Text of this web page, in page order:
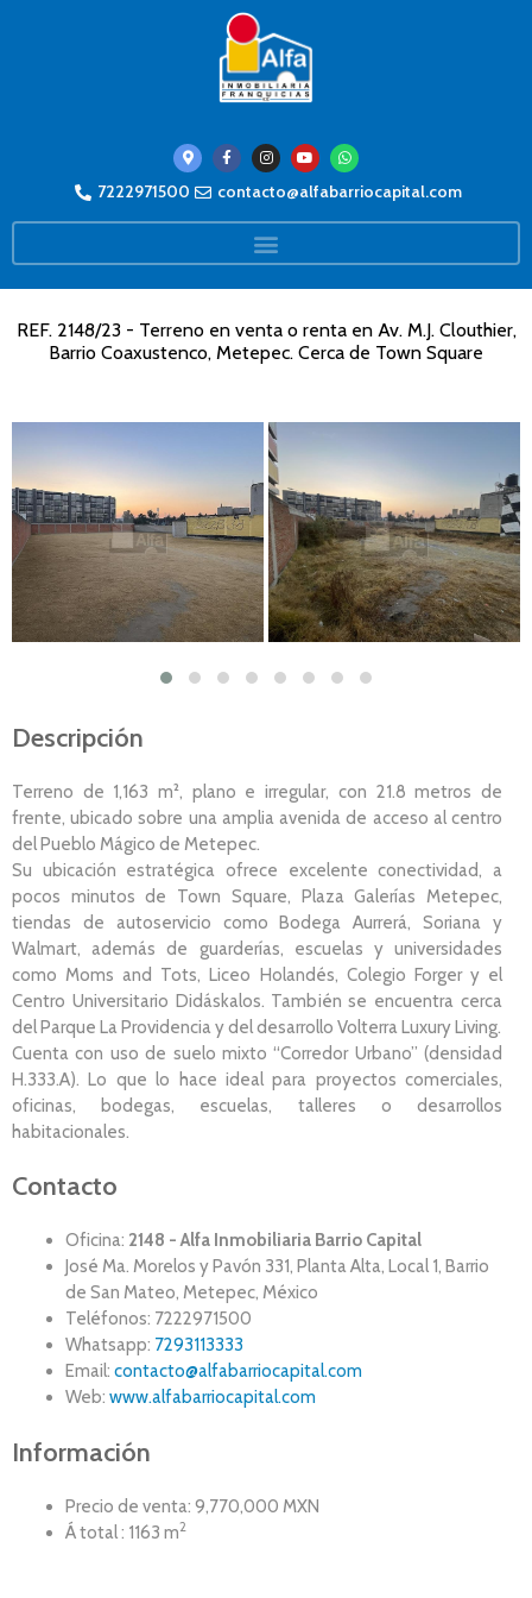
7222971500 contacto@alfabarriocapital.com
REF. 2148/23 - Terreno en venta o renta en Av. M.J. Clouthier,
Barrio Coaxustenco, Metepec. Cerca de Town Square
Descripción
Terreno de 1,163 m², plano e irregular, con 21.8 metros de
frente, ubicado sobre una amplia avenida de acceso al centro
del Pueblo Mágico de Metepec.
Su ubicación estratégica ofrece excelente conectividad, a
pocos minutos de Town Square, Plaza Galerías Metepec,
tiendas de autoservicio como Bodega Aurrerá, Soriana y
Walmart, además de guarderías, escuelas y universidades
como Moms and Tots, Liceo Holandés, Colegio Forger y el
Centro Universitario Didáskalos. También se encuentra cerca
del Parque La Providencia y del desarrollo Volterra Luxury Living.
Cuenta con uso de suelo mixto “Corredor Urbano” (densidad
H.333.A). Lo que lo hace ideal para proyectos comerciales,
oficinas, bodegas, escuelas, talleres o desarrollos
habitacionales.
Contacto
Oficina: 2148 - Alfa Inmobiliaria Barrio Capital
José Ma. Morelos y Pavón 331, Planta Alta, Local 1, Barrio
de San Mateo, Metepec, México
Teléfonos: 7222971500
Whatsapp: 7293113333
Email: contacto@alfabarriocapital.com
Web: www.alfabarriocapital.com
Información
Precio de venta: 9,770,000 MXN
Á total : 1163 m2